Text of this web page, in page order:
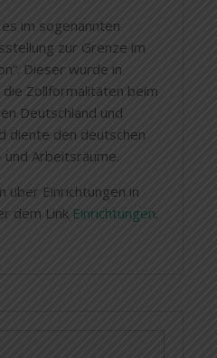
im sogenannten
zur Grenze im
Dieser wurde in
Zollformalitäten beim
Deutschland und
diente den deutschen
Arbeitsräume.
über Einrichtungen in
dem Link Einrichtungen.